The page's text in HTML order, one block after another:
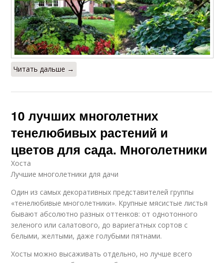
Читать дальше →
10 лучших многолетних
тенелюбивых растений и
цветов для сада. Многолетники
Хоста
Лучшие многолетники для дачи
Один из самых декоративных представителей группы
«тенелюбивые многолетники». Крупные мясистые листья
бывают абсолютно разных оттенков: от однотонного
зеленого или салатового, до вариегатных сортов с
белыми, желтыми, даже голубыми пятнами.
Хосты можно высаживать отдельно, но лучше всего